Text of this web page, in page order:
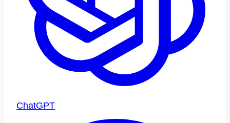
ChatGPT